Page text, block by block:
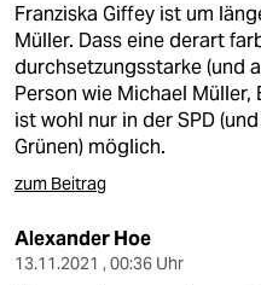
Franziska Giffey ist um
Müller. Dass eine derart
durchsetzungsstarke (und
Person wie Michael
ist wohl nur in der SPD
Grünen) möglich.
zum Beitrag
Alexander Hoe
13.11.2021 , 00:36 Uhr